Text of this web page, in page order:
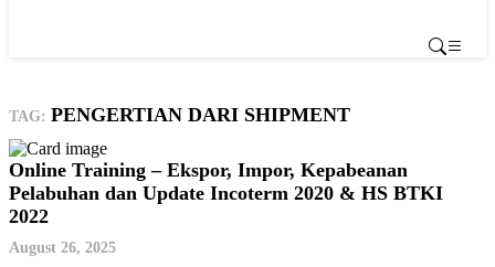
TAG: PENGERTIAN DARI SHIPMENT
Online Training – Ekspor, Impor, Kepabeanan
Pelabuhan dan Update Incoterm 2020 & HS BTKI
2022
August 26, 2025